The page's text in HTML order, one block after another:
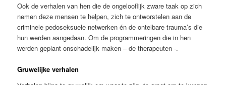
Ook de verhalen van hen die de ongelooflijk zware taak op zich
nemen deze mensen te helpen, zich te ontworstelen aan de
criminele pedoseksuele netwerken én de ontelbare trauma’s die
hun werden aangedaan. Om de programmeringen die in hen
werden geplant onschadelijk maken – de therapeuten -.
Gruwelijke verhalen